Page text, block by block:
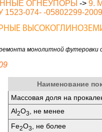
ОГНЕУПОРЫ -> 9.
1523-074- -05802299-2009
монолитной футеровки
Наименование
Массовая доля на
Аl2O3
, не менее
Fе2O3
, не более